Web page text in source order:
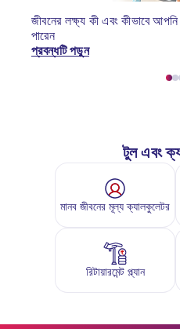
জীবনের লক্ষ্য কী এবং কীভাবে আপনি
পারেন
প্রবন্ধটি পড়ুন
টুল এবং
মানব জীবনের মূল্য ক্যালকুলেটর
রিটায়ারমেন্ট প্ল্যান